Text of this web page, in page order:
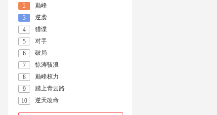
2 巅峰
3 逆袭
4 猎谍
5 对手
6 破局
7 惊涛骇浪
8 巅峰权力
9 踏上青云路
10 逆天改命